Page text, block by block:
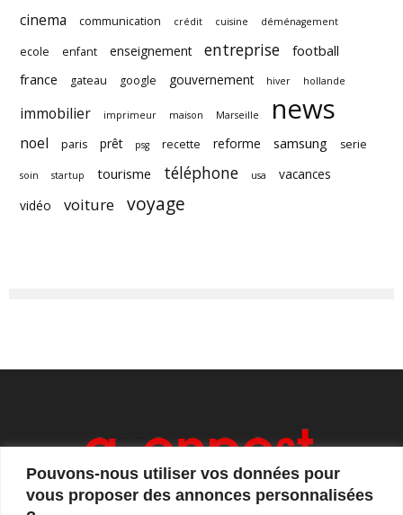
Pouvons-nous utiliser vos données pour
vous proposer des annonces personnalisées
cinema communication crédit cuisine déménagement
ecole enfant enseignement entreprise
football
france
gateau google gouvernement hiver hollande
immobilier imprimeur maison Marseille news
noel paris prêt psg recette reforme samsung serie
soin startup tourisme téléphone usa
vacances
vidéo
voiture voyage